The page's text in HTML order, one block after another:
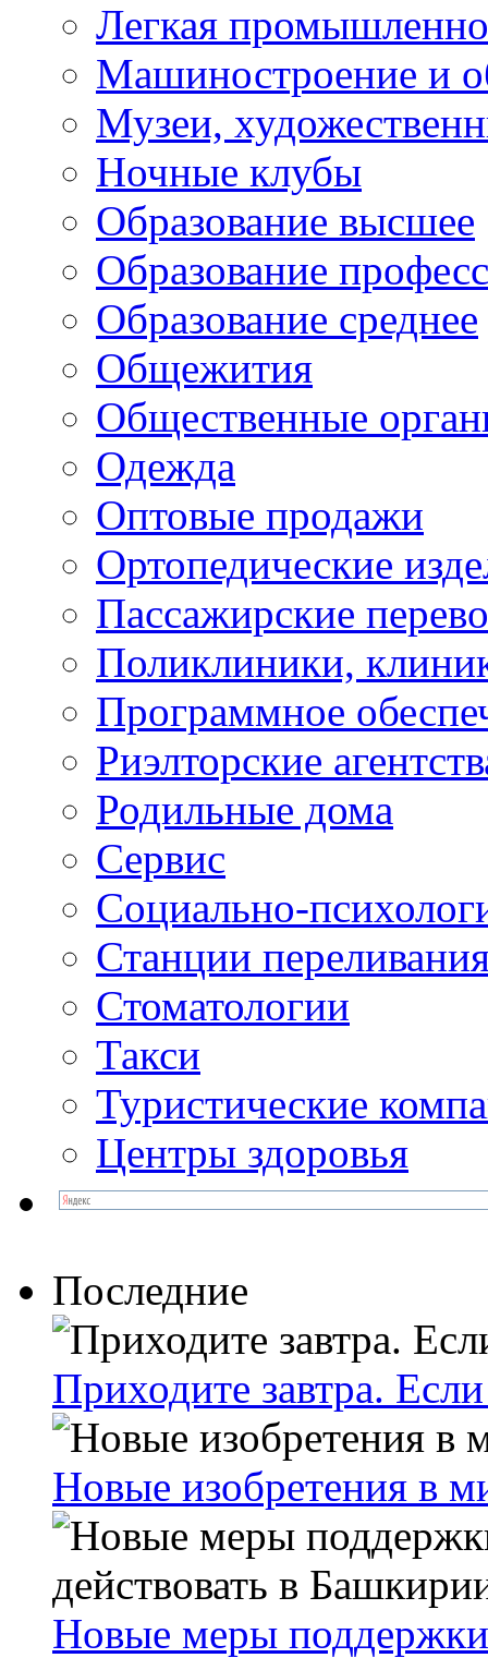
Легкая
Машиностроение и
Музеи,
Ночные клубы
Образование высшее
Образование
Образование среднее
Общежития
Общественные
Одежда
Оптовые продажи
Ортопедические
Пассажирские
Поликлиники,
Программное
Риэлторские
Родильные дома
Сервис
Социально-
Станции
Стоматологии
Такси
Туристические
Центры здоровья
Последние
Приходите завтра.
Новые изобретения в
Новые меры